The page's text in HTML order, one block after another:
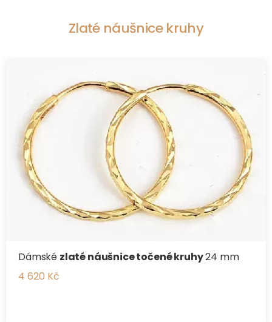
Zlaté náušnice kruhy
Dámské zlaté náušnice točené kruhy24 mm
4 620 Kč